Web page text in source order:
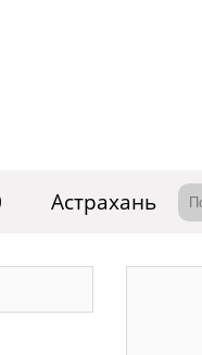
Астрахань